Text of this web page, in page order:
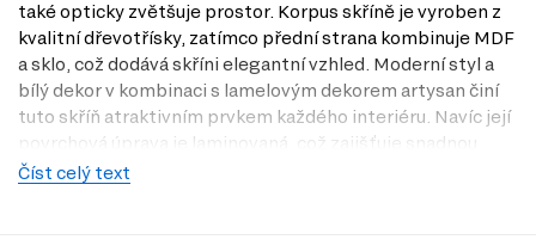
také opticky zvětšuje prostor. Korpus skříně je vyroben z
kvalitní dřevotřísky, zatímco přední strana kombinuje MDF
a sklo, což dodává skříni elegantní vzhled. Moderní styl a
bílý dekor v kombinaci s lamelovým dekorem artysan činí
tuto skříň atraktivním prvkem každého interiéru. Navíc její
povrchová úprava je laminovaná, což zajišťuje snadnou
údržbu a dlouhou životnost. Navštivte naši prodejnu v
Číst celý text